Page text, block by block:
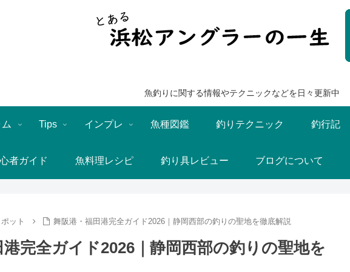
魚釣りに関する情報やテクニックなどを日々更新中
Tips インプレ 魚種図鑑 釣りテクニック 釣行記
者ガイド 魚料理レシピ 釣り具レビュー ブログについて
ット 舞阪港・福田港完全ガイド2026｜静岡西部の釣りの聖地を徹底解説
完全ガイド2026｜静岡西部の釣りの聖地を